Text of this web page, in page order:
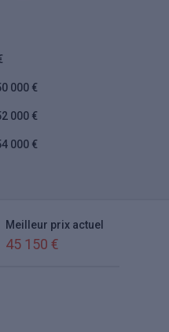
000 €
000 €
000 €
Meilleur prix actuel
45 150 €